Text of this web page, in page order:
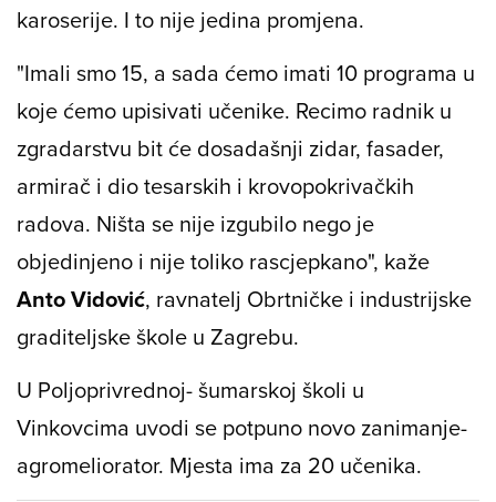
karoserije. I to nije jedina promjena.
"Imali smo 15, a sada ćemo imati 10 programa u
koje ćemo upisivati učenike. Recimo radnik u
zgradarstvu bit će dosadašnji zidar, fasader,
armirač i dio tesarskih i krovopokrivačkih
radova. Ništa se nije izgubilo nego je
objedinjeno i nije toliko rascjepkano", kaže
Anto Vidović, ravnatelj Obrtničke i industrijske
graditeljske škole u Zagrebu.
U Poljoprivrednoj- šumarskoj školi u
Vinkovcima uvodi se potpuno novo zanimanje-
agromeliorator. Mjesta ima za 20 učenika.